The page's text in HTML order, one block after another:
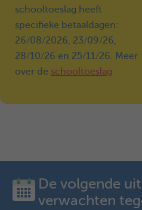
schooltoeslag heeft
specifieke betaaldagen:
26/08/2026, 23/09/26,
28/10/26 en 25/11/26. Meer
over de schooltoeslag
De volgende
verwachten